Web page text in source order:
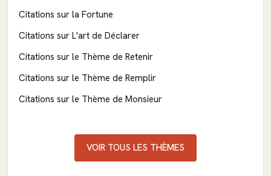
Citations sur la Fortune
Citations sur L'art de Déclarer
Citations sur le Thème de Retenir
Citations sur le Thème de Remplir
Citations sur le Thème de Monsieur
VOIR TOUS LES THÈMES